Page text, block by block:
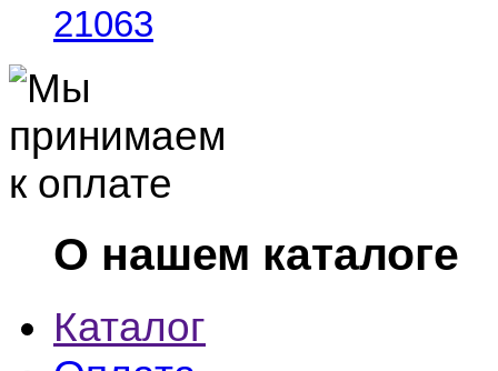
21063
О нашем каталоге
Каталог